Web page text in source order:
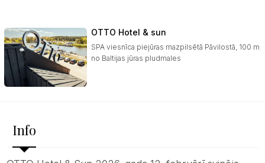
OTTO Hotel & sun
SPA viesnīca piejūras mazpilsētā Pāvilostā, 100 m
no Baltijas jūras pludmales
Info